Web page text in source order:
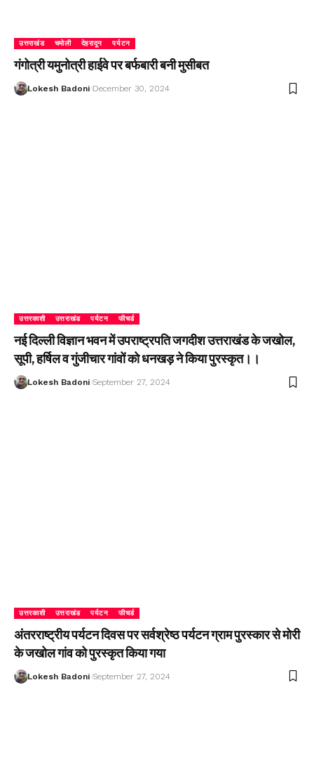
उत्तराखंड चमोली देहरादून पर्यटन
गंगोत्री यमुनोत्री हाईवे पर बर्फबारी बनी मुसीबत
Lokesh Badoni December 30, 2024
उत्तरकाशी उत्तराखंड पर्यटन फीचर्ड
नई दिल्ली विज्ञान भवन में उपराष्ट्रपति जगदीश उत्तराखंड के जखोल,
सूपी, हर्षिल व गुंजीचार गांवों को धनखड़ ने किया पुरस्कृत।।
Lokesh Badoni September 27, 2024
उत्तरकाशी उत्तराखंड पर्यटन फीचर्ड
अंतरराष्ट्रीय पर्यटन दिवस पर सर्वश्रेष्ठ पर्यटन ग्राम पुरस्कार से मोरी
के जखोल गांव को पुरस्कृत किया गया
Lokesh Badoni September 27, 2024